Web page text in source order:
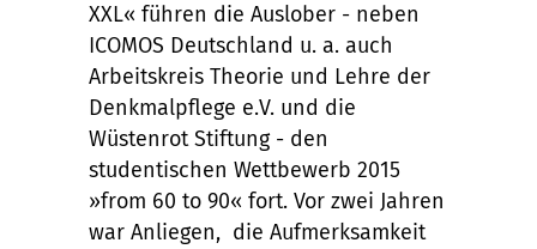
XXL« führen die Auslober - neben
ICOMOS Deutschland u. a. auch
Arbeitskreis Theorie und Lehre der
Denkmalpflege e.V. und die
Wüstenrot Stiftung - den
studentischen Wettbewerb 2015
»from 60 to 90« fort. Vor zwei Jahren
war Anliegen, die Aufmerksamkeit